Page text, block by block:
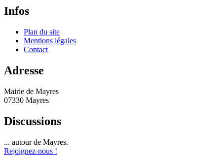
Infos
Plan du site
Mentions légales
Contact
Adresse
Mairie de Mayres
07330 Mayres
Discussions
... autour de Mayres.
Rejoignez-nous !